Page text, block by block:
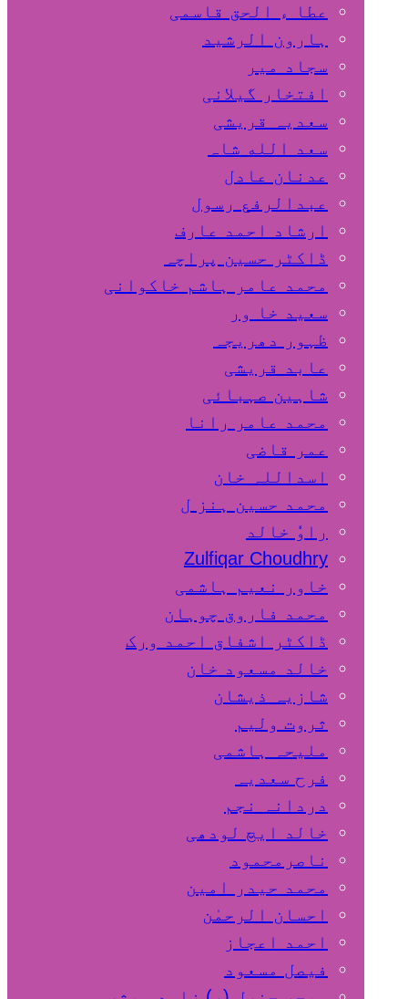
عطا ء الحق قاسمی
ہارون الرشید
سجاد میر
افتخار گیلانی
سعدیہ قریشی
سعد الله شاہ
عدنان عادل
عبدالرفع رسول
ارشاد احمد عارف
ڈاکٹر حسین پراچہ
محمد عامر ہاشم خاکوانی
سعید خا ور
ظہور دھریجہ
عابد قریشی
شاہین صہبائی
محمد عامر رانا
عمر قاضی
اسداللہ خان
محمد حسین ہنز ل
راوٗ خالد
Zulfiqar Choudhry
خاور نعیم ہاشمی
محمد فاروق چوہان
ڈاکٹر اشفاق احمد ورک
خالد مسعود خان
شازیہ ذیشان
ثروت ولیم
ملیحہ ہاشمی
فرح سعدیہ
دردانہ نجم
خالد ایچ لودھی
ناصرمحمود
محمد حیدر امین
احسان الرحمٰن
احمد اعجاز
فیصل مسعود